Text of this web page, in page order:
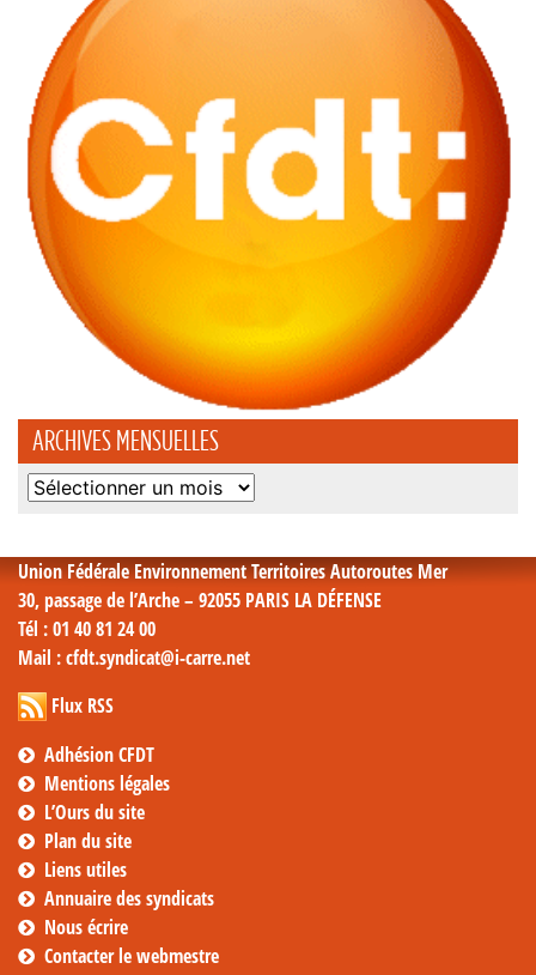
ARCHIVES MENSUELLES
Archives
Union Fédérale Environnement Territoires Autoroutes Mer
30, passage de l’Arche – 92055 PARIS LA DÉFENSE
Tél : 01 40 81 24 00
Mail : cfdt.syndicat@i-carre.net
Flux RSS
Adhésion CFDT
Mentions légales
L’Ours du site
Plan du site
Liens utiles
Annuaire des syndicats
Nous écrire
Contacter le webmestre